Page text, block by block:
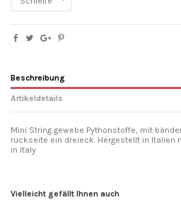
Beschreibung
Artikeldetails
Mini String gewebe Pythonstoffe, mit
rückseite ein dreieck. Hergestellt in Italien
in Italy
Vielleicht gefällt Ihnen auch